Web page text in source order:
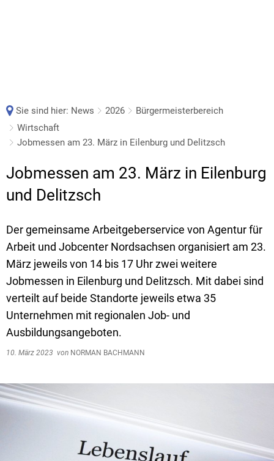
Sie sind hier: News 2026
Bürgermeisterbereich
Wirtschaft
Jobmessen am 23. März in Eilenburg und Delitzsch
Jobmessen am 23. März in Eilenburg
und Delitzsch
Der gemeinsame Arbeitgeberservice von Agentur für
Arbeit und Jobcenter Nordsachsen organisiert am 23.
März jeweils von 14 bis 17 Uhr zwei weitere
Jobmessen in Eilenburg und Delitzsch. Mit dabei sind
verteilt auf beide Standorte jeweils etwa 35
Unternehmen mit regionalen Job- und
Ausbildungsangeboten.
10. März 2023 von NORMAN BACHMANN